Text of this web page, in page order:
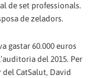
de set professionals.
de zeladors.
gastar 60.000 euros
del 2015. Per
CatSalut, David